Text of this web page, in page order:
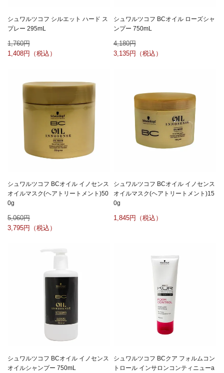
シュワルツコフ シルエット ハード ス
プレー 295mL
1,760
1,408
シュワルツコフ BCオイル ローズシャ
ンプー 750mL
4,180
3,135
シュワルツコフ BCオイル イノセンス
オイルマスク(ヘアトリートメント)50
0g
5,060
3,795
シュワルツコフ BCオイル イノセンス
オイルマスク(ヘアトリートメント)15
0g
1,845
シュワルツコフ BCオイル イノセンス
オイルシャンプー 750mL
シュワルツコフ BCクア フォルムコン
トロール インサロンコンティニューa